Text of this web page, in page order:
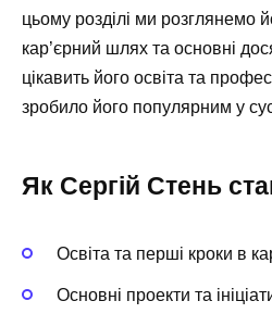
цьому розділі ми розглянемо
кар’єрний шлях та основні
цікавить його освіта та
зробило його популярним у
Як Сергій Стень
Освіта та перші кроки в
Основні проекти та